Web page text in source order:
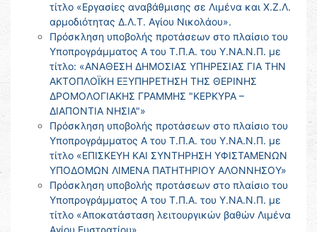
τίτλο «Εργασίες αναβάθμισης σε Λιμένα και Χ.Ζ.Λ.
αρμοδιότητας Δ.Λ.Τ. Αγίου Νικολάου».
Πρόσκληση υποβολής προτάσεων στο πλαίσιο του
Υποπρογράμματος Α του Τ.Π.Α. του Υ.ΝΑ.Ν.Π. με
τίτλο: «ΑΝΑΘΕΣΗ ΔΗΜΟΣΙΑΣ ΥΠΗΡΕΣΙΑΣ ΓΙΑ ΤΗΝ
ΑΚΤΟΠΛΟΪΚΗ ΕΞΥΠΗΡΕΤΗΣΗ ΤΗΣ ΘΕΡΙΝΗΣ
ΔΡΟΜΟΛΟΓΙΑΚΗΣ ΓΡΑΜΜΗΣ "ΚΕΡΚΥΡΑ –
ΔΙΑΠΟΝΤΙΑ ΝΗΣΙΑ"»
Πρόσκληση υποβολής προτάσεων στο πλαίσιο του
Υποπρογράμματος Α του Τ.Π.Α. του Υ.ΝΑ.Ν.Π. με
τίτλο «ΕΠΙΣΚΕΥΗ ΚΑΙ ΣΥΝΤΗΡΗΣΗ ΥΦΙΣΤΑΜΕΝΩΝ
ΥΠΟΔΟΜΩΝ ΛΙΜΕΝΑ ΠΑΤΗΤΗΡΙΟΥ ΑΛΟΝΝΗΣΟΥ»
Πρόσκληση υποβολής προτάσεων στο πλαίσιο του
Υποπρογράμματος Α του Τ.Π.Α. του Υ.ΝΑ.Ν.Π. με
τίτλο «Αποκατάσταση λειτουργικών βαθών Λιμένα
Αγίου Ευστρατίου»